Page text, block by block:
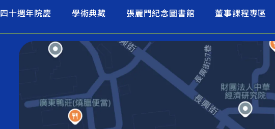
四十週年院慶 學術典藏 張麗門紀念圖書館 董事課程專區